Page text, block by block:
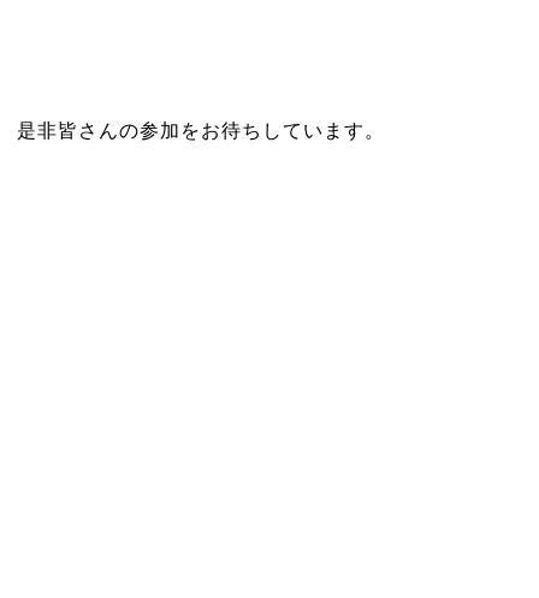
是非皆さんの参加をお待ちしています。